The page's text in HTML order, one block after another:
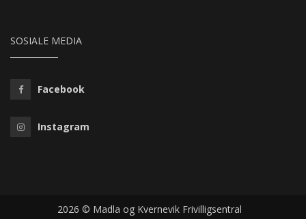
SOSIALE MEDIA
Facebook
Instagram
2026 © Madla og Kvernevik Frivilligsentral